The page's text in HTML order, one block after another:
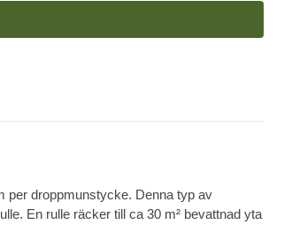
per droppmunstycke. Denna typ av
En rulle räcker till ca 30 m² bevattnad yta